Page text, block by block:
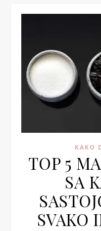
KAKO
TOP 5
SA
SVAKO